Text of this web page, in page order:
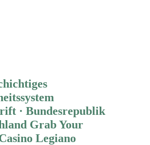
· Bundesrepublik
Grab Your
Legiano